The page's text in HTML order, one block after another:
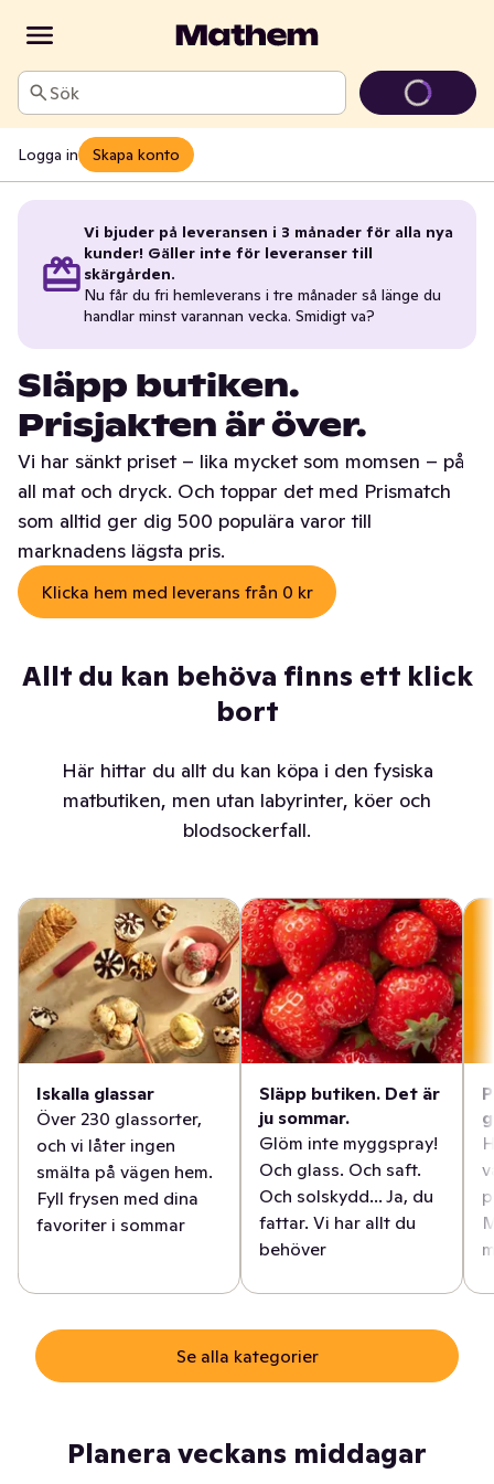
Sök
Logga in Skapa konto
Vi bjuder på leveransen i 3 månader för alla nya
kunder! Gäller inte för leveranser till
skärgården.
Nu får du fri hemleverans i tre månader så länge du
handlar minst varannan vecka. Smidigt va?
Släpp butiken.
Prisjakten är över.
Vi har sänkt priset – lika mycket som momsen – på
all mat och dryck. Och toppar det med Prismatch
som alltid ger dig 500 populära varor till
marknadens lägsta pris.
Klicka hem med leverans från 0 kr
Allt du kan behöva finns ett klick
bort
Här hittar du allt du kan köpa i den fysiska
matbutiken, men utan labyrinter, köer och
blodsockerfall.
Iskalla glassar
Över 230 glassorter,
och vi låter ingen
smälta på vägen hem.
Fyll frysen med dina
favoriter i sommar
Släpp butiken. Det är
ju sommar.
Glöm inte myggspray!
Och glass. Och saft.
Och solskydd... Ja, du
fattar. Vi har allt du
behöver
Se alla kategorier
Planera veckans middagar